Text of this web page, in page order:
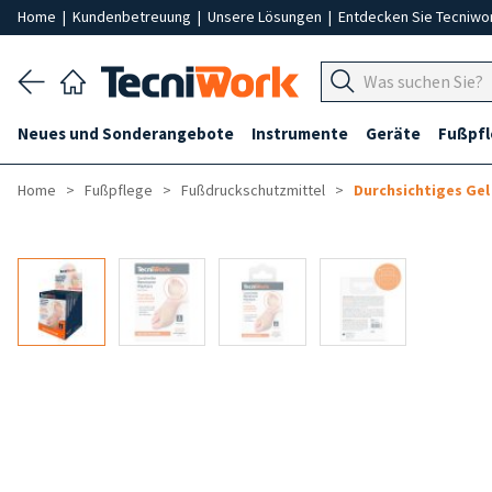
Home | Kundenbetreuung | Unsere Lösungen | Entdecken Sie
Neues und Sonderangebote Instrumente Geräte
Home Fußpflege Fußdruckschutzmittel Durchsichtiges